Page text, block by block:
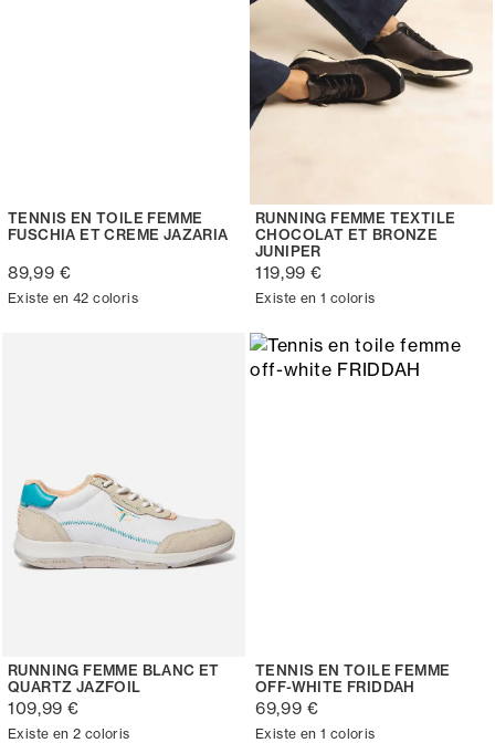
TENNIS EN TOILE FEMME
FUSCHIA ET CREME JAZARIA
89,99 €
Existe en 42 coloris
RUNNING FEMME TEXTILE
CHOCOLAT ET BRONZE
JUNIPER
119,99 €
Existe en 1 coloris
RUNNING FEMME BLANC ET
QUARTZ JAZFOIL
109,99 €
Existe en 2 coloris
TENNIS EN TOILE FEMME
OFF-WHITE FRIDDAH
69,99 €
Existe en 1 coloris